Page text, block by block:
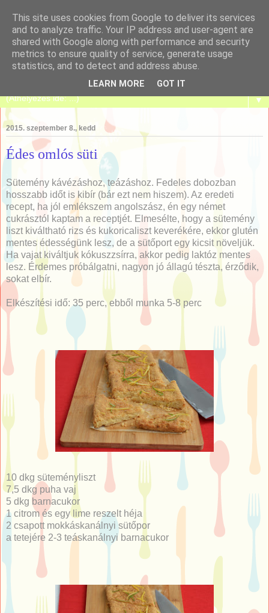
Tanulj meg sütni!
▼
2015. szeptember 8., kedd
Édes omlós süti
Sütemény kávézáshoz, teázáshoz. Fedeles dobozban
hosszabb időt is kibír (bár ezt nem hiszem). Az eredeti
recept, ha jól emlékszem angolszász, én egy német
cukrásztól kaptam a receptjét. Elmesélte, hogy a sütemény
liszt kiváltható rizs és kukoricaliszt keverékére, ekkor glutén
mentes édességünk lesz, de a sütőport egy kicsit növeljük.
Ha vajat kiváltjuk kókuszzsírra, akkor pedig laktóz mentes
lesz. Érdemes próbálgatni, nagyon jó állagú tészta, érződik,
sokat elbír.
Elkészítési idő: 35 perc, ebből munka 5-8 perc
10 dkg süteményliszt
7,5 dkg puha vaj
5 dkg barnacukor
1 citrom és egy lime reszelt héja
2 csapott mokkáskanálnyi sütőpor
a tetejére 2-3 teáskanálnyi barnacukor
This site uses cookies from Google to deliver its services
and to analyze traffic. Your IP address and user-agent are
shared with Google along with performance and security
metrics to ensure quality of service, generate usage
statistics, and to detect and address abuse.
LEARN MORE GOT IT